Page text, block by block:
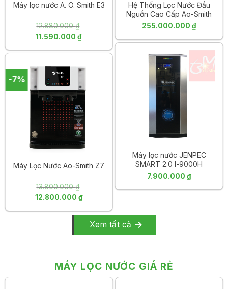
Máy lọc nước A. O. Smith E3
12.880.000₫
Giá
12.880.000 ₫.
11.590.000₫Giá
là:
-7%
Máy Lọc Nước Ao-Smith Z7
13.800.000₫
Giá
12.800.000 ₫Giá
Hệ Thống Lọc Nước Đầu
Nguồn Cao Cấp Ao-Smith
LS03U
255.000.000 ₫
Máy lọc nước JENPEC
SMART 2.0 I-9000H
7.900.000 ₫
Xem tất cả
MÁY LỌC NƯỚC GIÁ RẺ